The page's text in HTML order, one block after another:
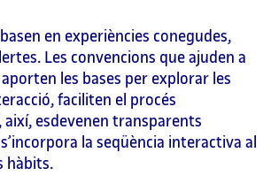
en experiències conegudes,
Les convencions que ajuden a
les bases per explorar les
faciliten el procés
així, esdevenen transparents
la seqüència interactiva al
hàbits.